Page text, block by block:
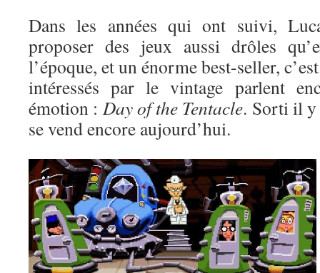
Dans les années qui ont suivi,
proposer des jeux aussi drôles
l’époque, et un énorme best-seller,
intéressés par le vintage parlent
émotion : Day of the Tentacle. Sorti il y
se vend encore aujourd’hui.